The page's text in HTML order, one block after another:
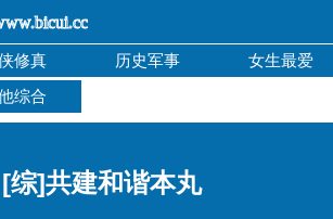
修真 历史军事 女生最爱
综合
[综]共建和谐本丸